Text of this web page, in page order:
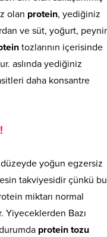
olan protein, yediğiniz
ve süt, yoğurt, peynir
tozlarının içerisinde
aslında yediğiniz
daha konsantre
yoğun egzersiz
takviyesidir çünkü bu
miktarı normal
Yiyeceklerden Bazı
protein tozu